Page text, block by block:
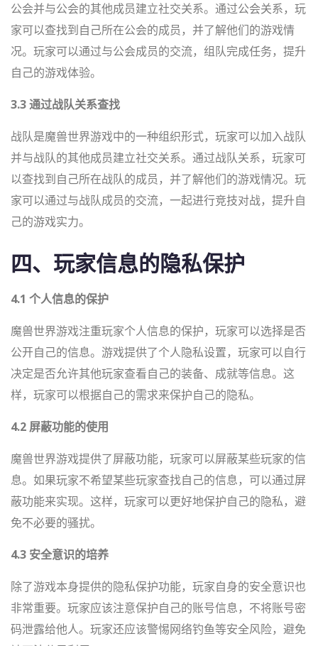
公会并与公会的其他成员建立社交关系。通过公会关系，玩
家可以查找到自己所在公会的成员，并了解他们的游戏情
况。玩家可以通过与公会成员的交流，组队完成任务，提升
自己的游戏体验。
3.3 通过战队关系查找
战队是魔兽世界游戏中的一种组织形式，玩家可以加入战队
并与战队的其他成员建立社交关系。通过战队关系，玩家可
以查找到自己所在战队的成员，并了解他们的游戏情况。玩
家可以通过与战队成员的交流，一起进行竞技对战，提升自
己的游戏实力。
四、玩家信息的隐私保护
4.1 个人信息的保护
魔兽世界游戏注重玩家个人信息的保护，玩家可以选择是否
公开自己的信息。游戏提供了个人隐私设置，玩家可以自行
决定是否允许其他玩家查看自己的装备、成就等信息。这
样，玩家可以根据自己的需求来保护自己的隐私。
4.2 屏蔽功能的使用
魔兽世界游戏提供了屏蔽功能，玩家可以屏蔽某些玩家的信
息。如果玩家不希望某些玩家查找自己的信息，可以通过屏
蔽功能来实现。这样，玩家可以更好地保护自己的隐私，避
免不必要的骚扰。
4.3 安全意识的培养
除了游戏本身提供的隐私保护功能，玩家自身的安全意识也
非常重要。玩家应该注意保护自己的账号信息，不将账号密
码泄露给他人。玩家还应该警惕网络钓鱼等安全风险，避免